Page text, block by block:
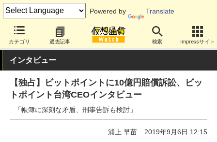
Powered by Translate
カテゴリ 過去記事 検索 Impressサイト
インタビュー
【独占】ビットポイントに10億円賠償訴訟、ビッ
トポイント台湾CEOインタビュー
「帳簿に深刻な矛盾、刑事告訴も検討」
浦上 早苗 2019年9月6日 12:15